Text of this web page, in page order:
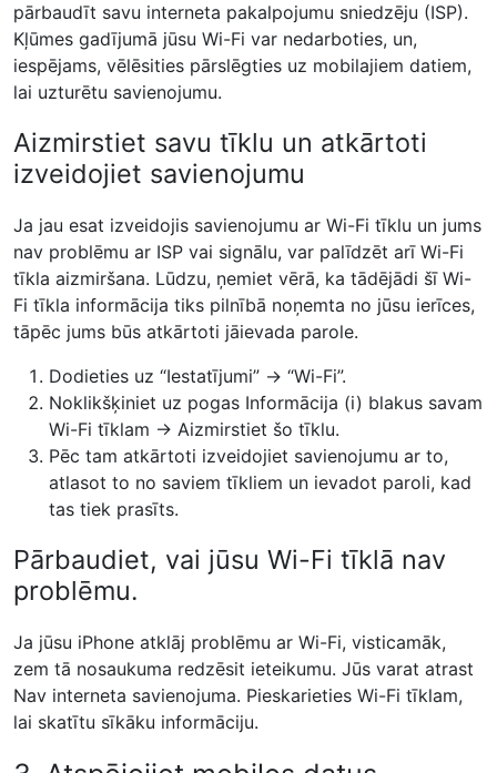
pārbaudīt savu interneta pakalpojumu sniedzēju (ISP).
Kļūmes gadījumā jūsu Wi-Fi var nedarboties, un,
iespējams, vēlēsities pārslēgties uz mobilajiem datiem,
lai uzturētu savienojumu.
Aizmirstiet savu tīklu un atkārtoti
izveidojiet savienojumu
Ja jau esat izveidojis savienojumu ar Wi-Fi tīklu un jums
nav problēmu ar ISP vai signālu, var palīdzēt arī Wi-Fi
tīkla aizmiršana. Lūdzu, ņemiet vērā, ka tādējādi šī Wi-
Fi tīkla informācija tiks pilnībā noņemta no jūsu ierīces,
tāpēc jums būs atkārtoti jāievada parole.
Dodieties uz “Iestatījumi” → “Wi-Fi”.
Noklikšķiniet uz pogas Informācija (i) blakus savam
Wi-Fi tīklam → Aizmirstiet šo tīklu.
Pēc tam atkārtoti izveidojiet savienojumu ar to,
atlasot to no saviem tīkliem un ievadot paroli, kad
tas tiek prasīts.
Pārbaudiet, vai jūsu Wi-Fi tīklā nav
problēmu.
Ja jūsu iPhone atklāj problēmu ar Wi-Fi, visticamāk,
zem tā nosaukuma redzēsit ieteikumu. Jūs varat atrast
Nav interneta savienojuma. Pieskarieties Wi-Fi tīklam,
lai skatītu sīkāku informāciju.